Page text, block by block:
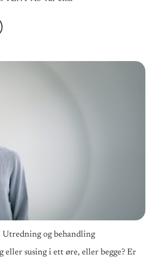
Utredning og behandling
eller susingi ett øre, eller begge? Er